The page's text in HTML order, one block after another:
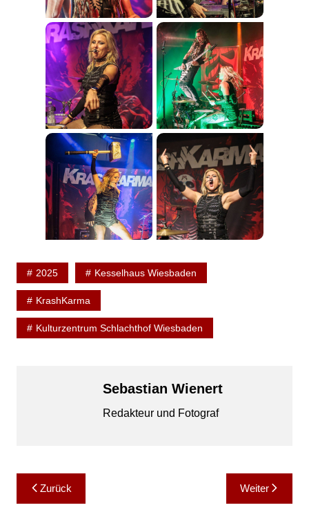
2025 Kesselhaus Wiesbaden
KrashKarma
Kulturzentrum Schlachthof Wiesbaden
Sebastian Wienert
Redakteur und Fotograf
Beitragsnavigation
Zurück Weiter